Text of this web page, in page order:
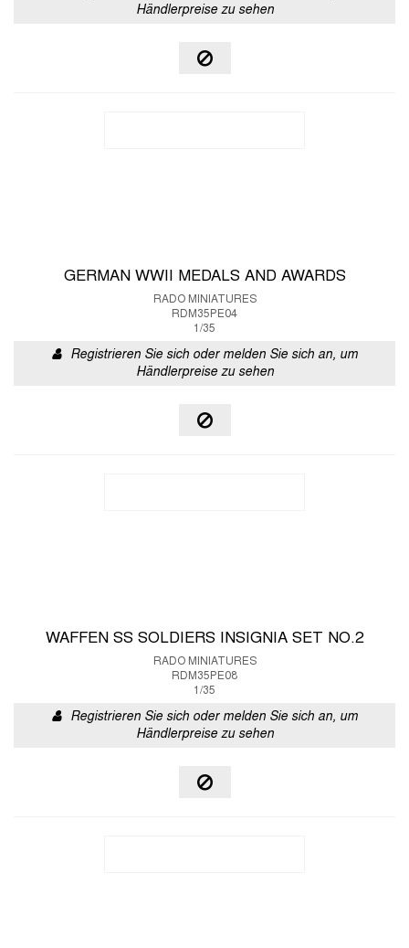
Händlerpreise zu sehen
GERMAN WWII MEDALS AND AWARDS
RADO MINIATURES
RDM35PE04
1/35
Registrieren Sie sich oder melden Sie sich an, um
Händlerpreise zu sehen
WAFFEN SS SOLDIERS INSIGNIA SET NO.2
RADO MINIATURES
RDM35PE08
1/35
Registrieren Sie sich oder melden Sie sich an, um
Händlerpreise zu sehen